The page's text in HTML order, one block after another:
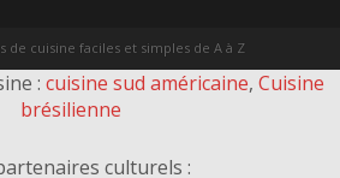
de cuisine faciles et simples de A à Z
: cuisine sud américaine, Cuisine
brésilienne
culturels :